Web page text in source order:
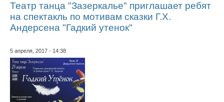
Театр танца "Зазеркалье" приглашает ребят
на спектакль по мотивам сказки Г.Х.
Андерсена "Гадкий утенок"
5 апреля, 2017 - 14:38